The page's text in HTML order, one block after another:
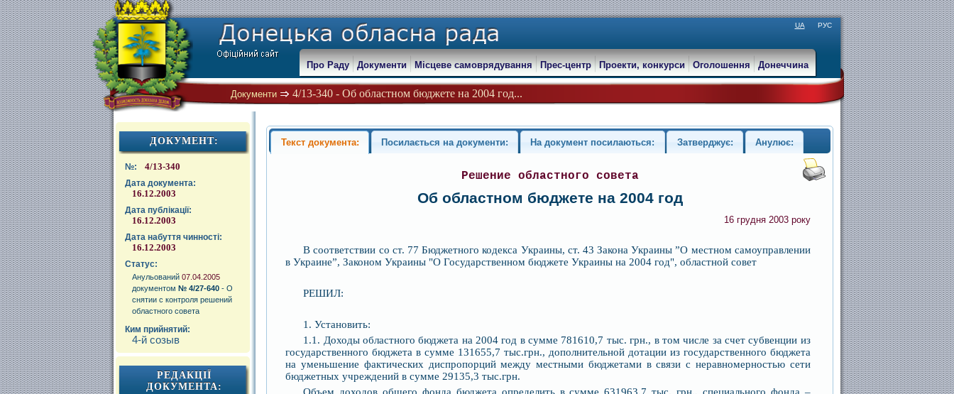
UA РУС
Документи 4/13-340 - Об областном бюджете на 2004 год...
Про Раду Документи Місцеве самоврядування Прес-центр Проекти, конкурси Оголошення Донеччина
ДОКУМЕНТ:
№: 4/13-340
Дата документа:
16.12.2003
Дата публікації:
16.12.2003
Дата набуття чинності:
16.12.2003
Статус:
Анульований 07.04.2005
документом № 4/27-640 - О
снятии с контроля решений
областного совета
Ким прийнятий:
4-й созыв
РЕДАКЦІЇ
ДОКУМЕНТА:
Текст документа: Посилається на документи: На документ посилаються: Затверджує: Анулює:
Решение областного совета
Об областном бюджете на 2004 год
16 грудня 2003 року
В соответствии со ст. 77 Бюджетного кодекса Украины, ст. 43 Закона Украины ”О местном самоуправлении
в Украине”, Законом Украины "О Государственном бюджете Украины на 2004 год", областной совет
РЕШИЛ:
1. Установить:
1.1. Доходы областного бюджета на 2004 год в сумме 781610,7 тыс. грн., в том числе за счет субвенции из
государственного бюджета в сумме 131655,7 тыс.грн., дополнительной дотации из государственного бюджета
на уменьшение фактических диспропорций между местными бюджетами в связи с неравномерностью сети
бюджетных учреждений в сумме 29135,3 тыс.грн.